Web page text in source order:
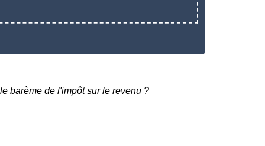
barème de l'impôt sur le revenu ?